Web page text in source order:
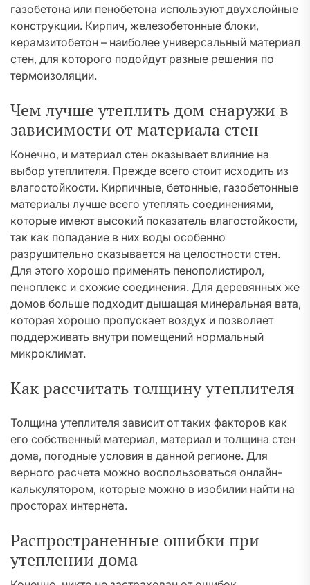
газобетона или пенобетона используют двухслойные
конструкции. Кирпич, железобетонные блоки,
керамзитобетон – наиболее универсальный материал
стен, для которого подойдут разные решения по
термоизоляции.
Чем лучше утеплить дом снаружи в
зависимости от материала стен
Конечно, и материал стен оказывает влияние на
выбор утеплителя. Прежде всего стоит исходить из
влагостойкости. Кирпичные, бетонные, газобетонные
материалы лучше всего утеплять соединениями,
которые имеют высокий показатель влагостойкости,
так как попадание в них воды особенно
разрушительно сказывается на целостности стен.
Для этого хорошо применять пенополистирол,
пеноплекс и схожие соединения. Для деревянных же
домов больше подходит дышащая минеральная вата,
которая хорошо пропускает воздух и позволяет
поддерживать внутри помещений нормальный
микроклимат.
Как рассчитать толщину утеплителя
Толщина утеплителя зависит от таких факторов как
его собственный материал, материал и толщина стен
дома, погодные условия в данной регионе. Для
верного расчета можно воспользоваться онлайн-
калькулятором, которые можно в изобилии найти на
просторах интернета.
Распространенные ошибки при
утеплении дома